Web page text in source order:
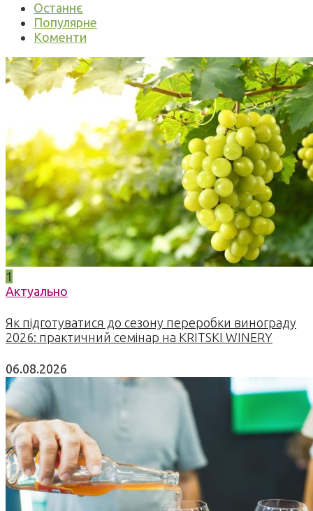
Останнє
Популярне
Коменти
1
Актуально
Як підготуватися до сезону переробки винограду
2026: практичний семінар на KRITSKI WINERY
06.08.2026